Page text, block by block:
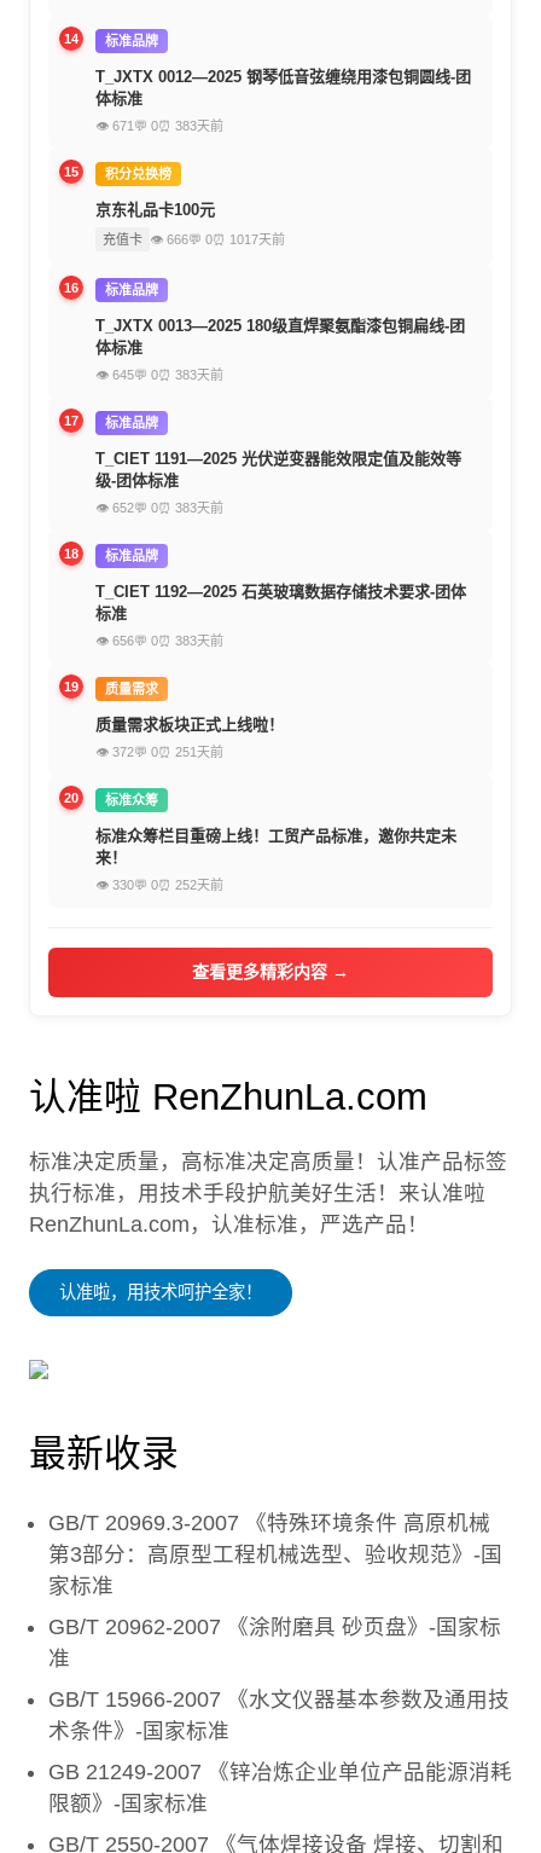
14 标准品牌
T_JXTX 0012—2025 钢琴低音弦缠绕用漆包铜圆线-团
体标准
👁 671 💬 0⏰ 383天前
15 积分兑换榜
京东礼品卡100元
充值卡 👁 666💬 0⏰ 1017天前
16 标准品牌
T_JXTX 0013—2025 180级直焊聚氨酯漆包铜扁线-团
体标准
👁 645💬 0⏰ 383天前
17 标准品牌
T_CIET 1191—2025 光伏逆变器能效限定值及能效等
级-团体标准
👁 652💬 0⏰ 383天前
18 标准品牌
T_CIET 1192—2025 石英玻璃数据存储技术要求-团体
标准
👁 656💬 0⏰ 383天前
19 质量需求
质量需求板块正式上线啦！
👁 372💬 0⏰ 251天前
20 标准众筹
标准众筹栏目重磅上线！工贸产品标准，邀你共定未
来！
👁 330💬 0⏰ 252天前
查看更多精彩内容 →
认准啦 RenZhunLa.com
标准决定质量，高标准决定高质量！认准产品标签
执行标准，用技术手段护航美好生活！来认准啦
RenZhunLa.com，认准标准，严选产品！
认准啦，用技术呵护全家！
最新收录
GB/T 20969.3-2007 《特殊环境条件 高原机械
第3部分：高原型工程机械选型、验收规范》-国
家标准
GB/T 20962-2007 《涂附磨具 砂页盘》-国家标
准
GB/T 15966-2007 《水文仪器基本参数及通用技
术条件》-国家标准
GB 21249-2007 《锌冶炼企业单位产品能源消耗
限额》-国家标准
GB/T 2550-2007 《气体焊接设备 焊接、切割和